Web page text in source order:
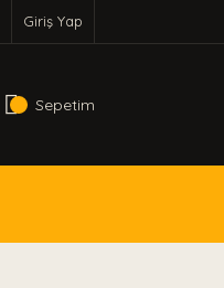
Giriş Yap
Sepetim